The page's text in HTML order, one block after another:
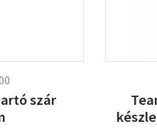
szár